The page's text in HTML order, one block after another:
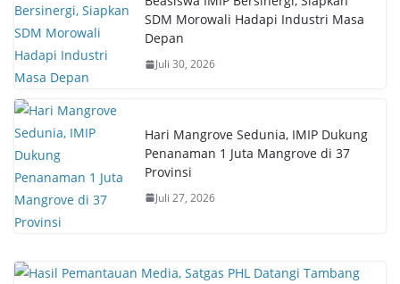
SDM Morowali Hadapi Industri Masa
Depan
Juli 30, 2026
Hari Mangrove Sedunia, IMIP Dukung
Penanaman 1 Juta Mangrove di 37
Provinsi
Juli 27, 2026